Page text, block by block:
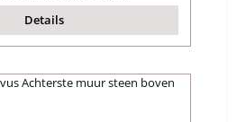
Details